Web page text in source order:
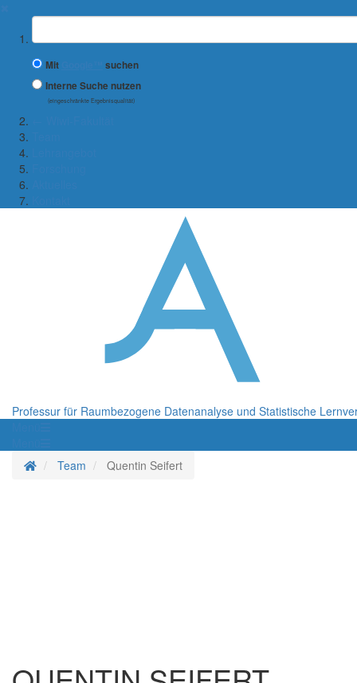
Suchbegriff
Mit
suchen
Interne Suche nutzen
(eingeschränkte Ergebnisqualität)
Professur für Raumbezogene Datenanalyse und Statistische
Startseite
Team Quentin Seifert